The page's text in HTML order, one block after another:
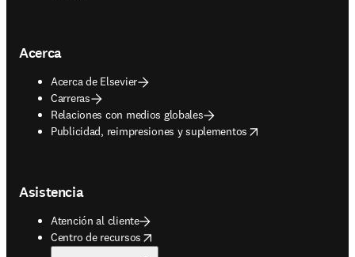
Acerca
Acerca de Elsevier
Carreras
Relaciones con medios globales
Publicidad, reimpresiones y suplementos
opens in new tab/window
Asistencia
Atención al cliente
Centro de recursos
opens in new tab/window